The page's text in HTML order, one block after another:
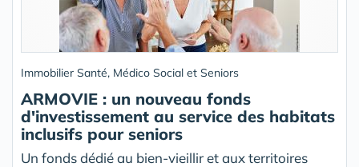
Immobilier Santé, Médico Social et Seniors
ARMOVIE : un nouveau fonds
d'investissement au service des habitats
inclusifs pour seniors
Un fonds dédié au bien-vieillir et aux territoires